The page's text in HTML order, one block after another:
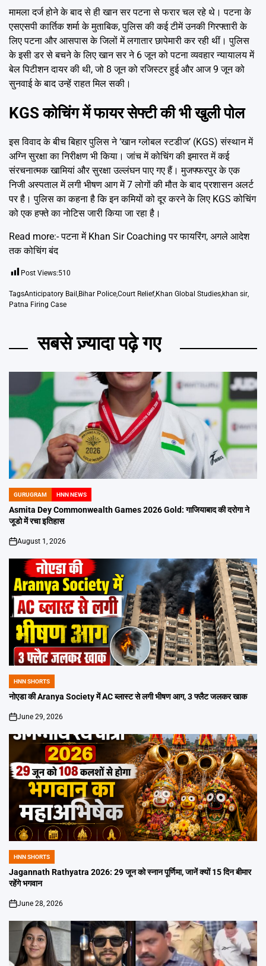
मामला दर्ज होने के बाद से ही खान सर पटना से फरार चल रहे थे। पटना के
एसएसपी कार्तिक शर्मा के मुताबिक, पुलिस की कई टीमें उनकी गिरफ्तारी के
लिए पटना और आसपास के जिलों में लगातार छापेमारी कर रही थीं। पुलिस
के इसी डर से बचने के लिए खान सर ने 6 जून को पटना व्यवहार न्यायालय में
बेल पिटीशन दायर की थी, जो 8 जून को रजिस्टर हुई और आज 9 जून को
सुनवाई के बाद उन्हें राहत मिल सकी।
KGS कोचिंग में फायर सेफ्टी की भी खुली पोल
इस विवाद के बीच बिहार पुलिस ने ‘खान ग्लोबल स्टडीज’ (KGS) संस्थान में
अग्नि सुरक्षा का निरीक्षण भी किया। जांच में कोचिंग की इमारत में कई
संरचनात्मक खामियां और सुरक्षा उल्लंघन पाए गए हैं। मुजफ्फरपुर के एक
निजी अस्पताल में लगी भीषण आग में 7 लोगों की मौत के बाद प्रशासन अलर्ट
पर है। पुलिस का कहना है कि इन कमियों को दूर करने के लिए KGS कोचिंग
को एक हफ्ते का नोटिस जारी किया जा रहा है।
Read more:-पटना में Khan Sir Coaching पर फायरिंग, अगले आदेश
तक कोचिंग बंद
Post Views:510
TagsAnticipatory Bail ,Bihar Police,Court Relief,Khan Global Studies,khan sir,
Patna Firing Case
सबसे ज़्यादा पढ़े गए
POSTED
IN
GURUGRAM HNN NEWS
Asmita Dey Commonwealth Games 2026 Gold: गाजियाबाद की दरोगा ने
जूडो में रचा इतिहास
on
August 1, 2026
POSTED
IN
HNN SHORTS
नोएडा की Aranya Society में AC ब्लास्ट से लगी भीषण आग, 3 फ्लैट जलकर खाक
on
June 29, 2026
POSTED
IN
HNN SHORTS
Jagannath Rathyatra 2026: 29 जून को स्नान पूर्णिमा, जानें क्यों 15 दिन बीमार
रहेंगे भगवान
on
June 28, 2026